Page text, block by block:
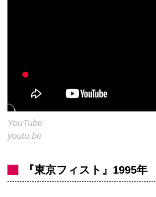
YouTube
youtu.be
『東京フィスト』1995年